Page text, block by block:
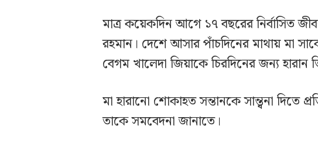
মাত্র কয়েকদিন আগে ১৭ বছরের নির্বাসিত
রহমান। দেশে আসার পাঁচদিনের মাথায় মা
বেগম খালেদা জিয়াকে চিরদিনের জন্য হারান
মা হারানো শোকাহত সন্তানকে সান্ত্বনা দিতে
তাকে সমবেদনা জানাতে।